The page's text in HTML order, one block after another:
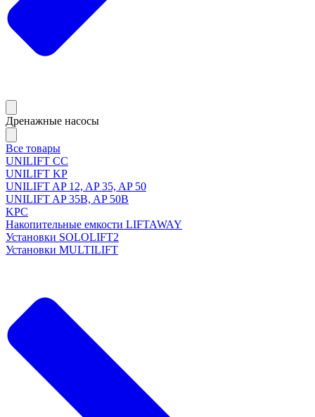
Дренажные насосы
Все товары
UNILIFT CC
UNILIFT KP
UNILIFT AP 12, AP 35, AP 50
UNILIFT AP 35B, AP 50B
KPC
Накопительные емкости LIFTAWAY
Установки SOLOLIFT2
Установки MULTILIFT